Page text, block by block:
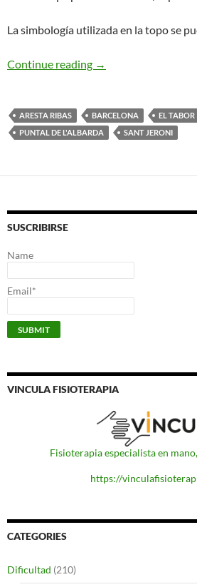
La simbología utilizada en la topo se
Continue reading Aresta Ribas. Puntal
→
ARESTA RIBAS BARCELONA EL TABOR
PUNTAL DE L'ALBARDA
SANT JERONI
SUSCRIBIRSE
Name
Email*
VINCULA FISIOTERAPIA
Fisioterapia especialista en
https://
CATEGORIES
Dificultad (210)